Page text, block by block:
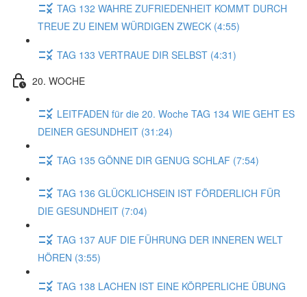
TAG 132 WAHRE ZUFRIEDENHEIT KOMMT DURCH
TREUE ZU EINEM WÜRDIGEN ZWECK (4:55)
TAG 133 VERTRAUE DIR SELBST (4:31)
20. WOCHE
LEITFADEN für die 20. Woche TAG 134 WIE GEHT ES
DEINER GESUNDHEIT (31:24)
TAG 135 GÖNNE DIR GENUG SCHLAF (7:54)
TAG 136 GLÜCKLICHSEIN IST FÖRDERLICH FÜR
DIE GESUNDHEIT (7:04)
TAG 137 AUF DIE FÜHRUNG DER INNEREN WELT
HÖREN (3:55)
TAG 138 LACHEN IST EINE KÖRPERLICHE ÜBUNG